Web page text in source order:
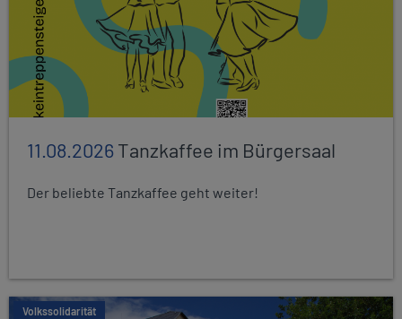
11.08.2026Tanzkaffee im Bürgersaal
Der beliebte Tanzkaffee geht weiter!
Volkssolidarität